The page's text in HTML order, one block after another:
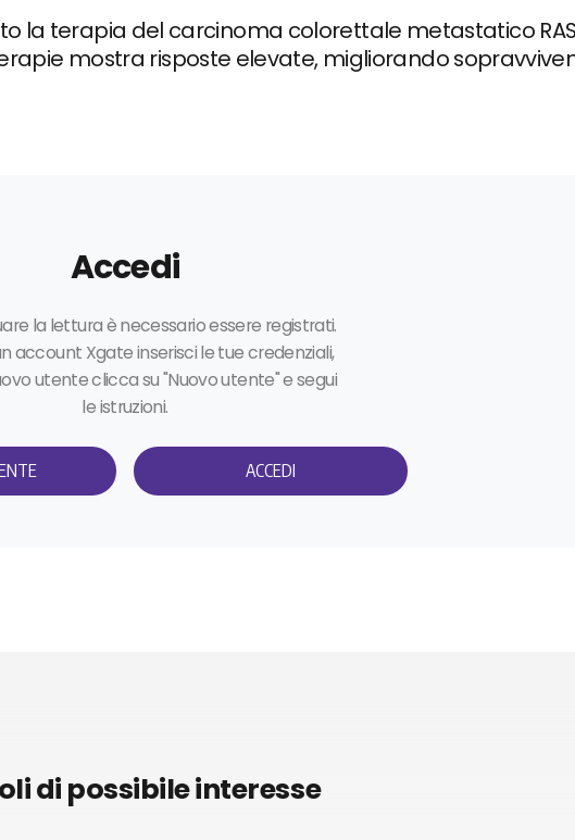
la terapia del carcinoma colorettale metastatico
mostra risposte elevate, migliorando
Accedi
la lettura è necessario essere registrati.
account Xgate inserisci le tue credenziali,
utente clicca su "Nuovo utente" e segui
le istruzioni.
ACCEDI
di possibile interesse